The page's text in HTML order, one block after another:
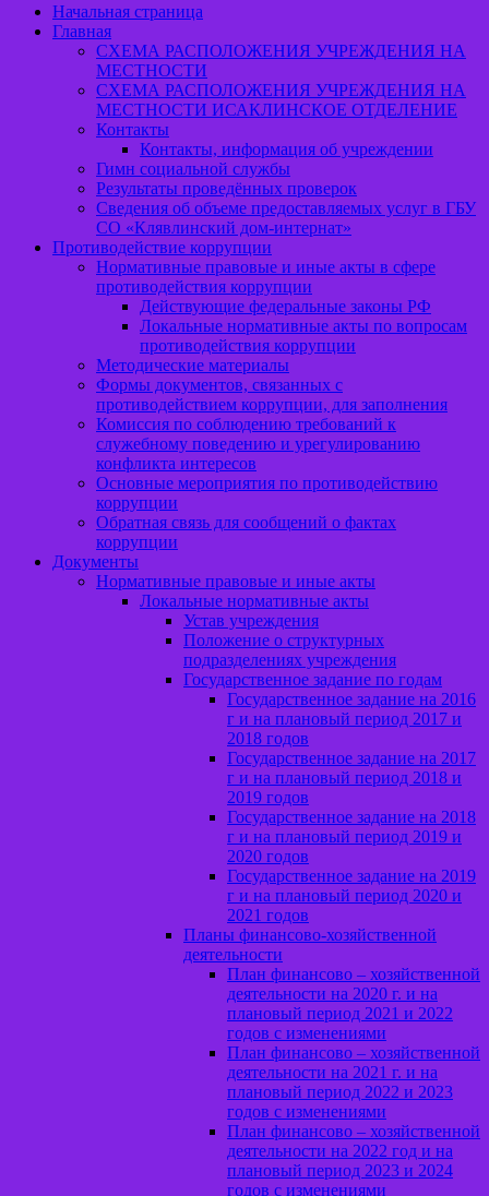
Начальная страница
Главная
СХЕМА РАСПОЛОЖЕНИЯ УЧРЕЖДЕНИЯ НА
МЕСТНОСТИ
СХЕМА РАСПОЛОЖЕНИЯ УЧРЕЖДЕНИЯ НА
МЕСТНОСТИ ИСАКЛИНСКОЕ ОТДЕЛЕНИЕ
Контакты
Контакты, информация об учреждении
Гимн социальной службы
Результаты проведённых проверок
Сведения об объеме предоставляемых услуг в ГБУ
СО «Клявлинский дом-интернат»
Противодействие коррупции
Нормативные правовые и иные акты в сфере
противодействия коррупции
Действующие федеральные законы РФ
Локальные нормативные акты по вопросам
противодействия коррупции
Методические материалы
Формы документов, связанных с
противодействием коррупции, для заполнения
Комиссия по соблюдению требований к
служебному поведению и урегулированию
конфликта интересов
Основные мероприятия по противодействию
коррупции
Обратная связь для сообщений о фактах
коррупции
Документы
Нормативные правовые и иные акты
Локальные нормативные акты
Устав учреждения
Положение о структурных
подразделениях учреждения
Государственное задание по годам
Государственное задание на 2016
г и на плановый период 2017 и
2018 годов
Государственное задание на 2017
г и на плановый период 2018 и
2019 годов
Государственное задание на 2018
г и на плановый период 2019 и
2020 годов
Государственное задание на 2019
г и на плановый период 2020 и
2021 годов
Планы финансово-хозяйственной
деятельности
План финансово – хозяйственной
деятельности на 2020 г. и на
плановый период 2021 и 2022
годов с изменениями
План финансово – хозяйственной
деятельности на 2021 г. и на
плановый период 2022 и 2023
годов с изменениями
План финансово – хозяйственной
деятельности на 2022 год и на
плановый период 2023 и 2024
годов с изменениями